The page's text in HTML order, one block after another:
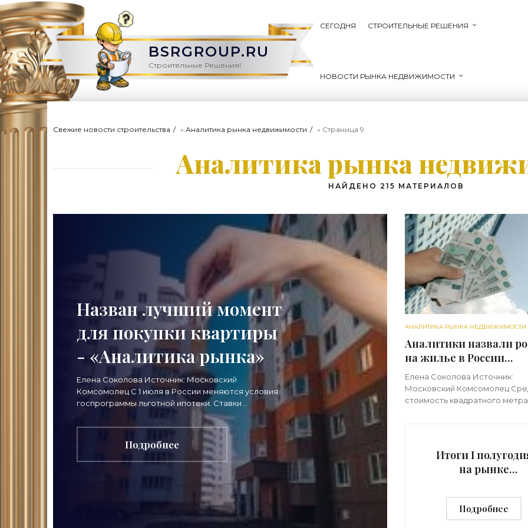
BSRGROUP.RU
Строительные Решения!
СЕГОДНЯ СТРОИТЕЛЬНЫЕ РЕШЕНИЯ
НОВОСТИ РЫНКА НЕДВИЖИМОСТИ
Свежие новости строительства » Аналитика рынка недвижимости » Страница 9
Аналитика рынка
НАЙДЕНО 215 МАТЕРИАЛОВ
Назван лучший момент
для покупки квартиры
- «Аналитика рынка»
Елена Соколова Источник: Московский
Комсомолец С 1 июля в России меняются условия
госпрограммы льготной ипотеки. Ставки
поднимутся в среднем с 6 до 8 процентов, а
предельная сумма кредита
Подробнее
АНАЛИТИКА РЫНКА НЕДВИЖИМОСТИ
Аналитики назвали
на жилье в России
беспрецедентным -
«Аналитика рынка»
Елена Соколова Источник:
Московский Комсомолец
стоимость квадратного метра
Итоги I
на рынке
городам:
беспрецедентный
Подробнее